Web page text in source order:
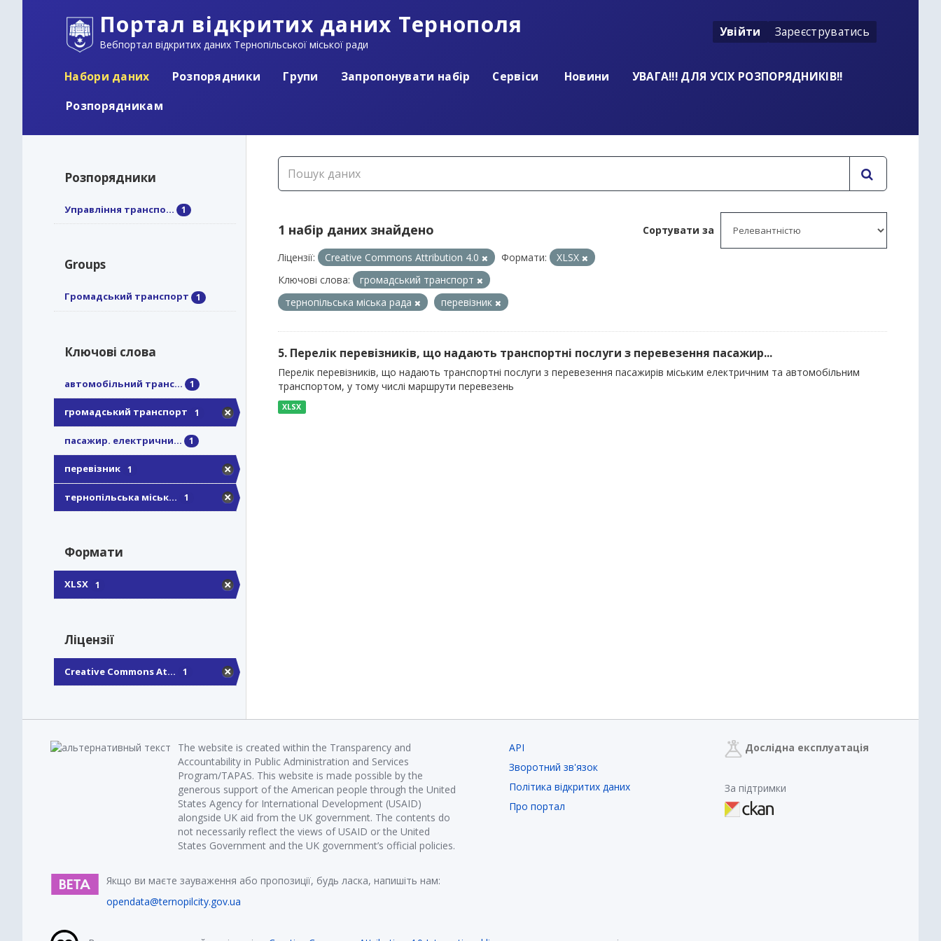
Портал відкритих даних Тернополя
Вебпортал відкритих даних Тернопільської міської ради
Увійти Зареєструватись
Набори даних Розпорядники Групи Запропонувати набір Сервіси Новини
УВАГА!!! ДЛЯ УСІХ РОЗПОРЯДНИКІВ!!
Розпорядникам
Розпорядники
Управління транспо... 1
Groups
Громадський транспорт 1
Ключові слова
автомобільний транс... 1
громадський транспорт 1
пасажир. електрични... 1
перевізник 1
тернопільська міськ... 1
Формати
XLSX 1
Ліцензії
Creative Commons At... 1
Сортувати за
1 набір даних знайдено
Ліцензії: Creative Commons Attribution 4.0 Формати:
XLSX
Ключові слова:
громадський транспорт
тернопільська міська рада
перевізник
5. Перелік перевізників, що надають транспортні послуги з перевезення пасажир...
Перелік перевізників, що надають транспортні послуги з перевезення пасажирів міським електричним та автомобільним
транспортом, у тому числі маршрути перевезень
XLSX
The website is created within the Transparency and
Accountability in Public Administration and Services
Program/TAPAS. This website is made possible by the
generous support of the American people through the United
States Agency for International Development (USAID)
alongside UK aid from the UK government. The contents do
not necessarily reflect the views of USAID or the United
States Government and the UK government’s official policies.
Якщо ви маєте зауваження або пропозиції, будь ласка, напишіть нам:
opendata@ternopilcity.gov.ua
API
Зворотний зв'язок
Політика відкритих даних
Про портал
Дослідна експлуатація
За підтримки